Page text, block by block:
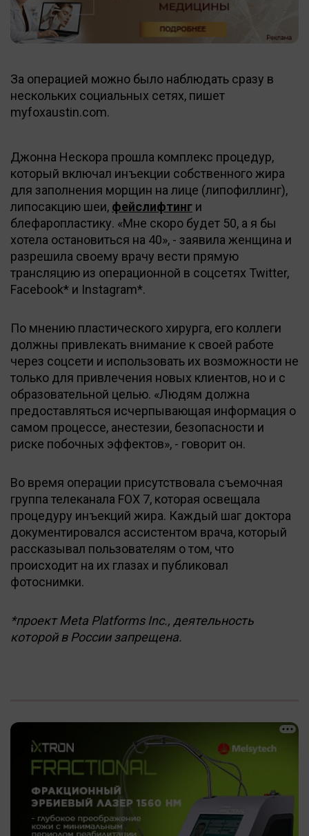
За операцией можно было наблюдать сразу в
нескольких социальных сетях, пишет
myfoxaustin.com.
Джонна Нескора прошла комплекс процедур,
который включал инъекции собственного жира
для заполнения морщин на лице (липофиллинг),
липосакцию шеи, фейслифтинг и
блефаропластику. «Мне скоро будет 50, а я бы
хотела остановиться на 40», - заявила женщина и
разрешила своему врачу вести прямую
трансляцию из операционной в соцсетях Twitter,
Facebook* и Instagram*.
По мнению пластического хирурга, его коллеги
должны привлекать внимание к своей работе
через соцсети и использовать их возможности не
только для привлечения новых клиентов, но и с
образовательной целью. «Людям должна
предоставляться исчерпывающая информация о
самом процессе, анестезии, безопасности и
риске побочных эффектов», - говорит он.
Во время операции присутствовала съемочная
группа телеканала FOX 7, которая освещала
процедуру инъекций жира. Каждый шаг доктора
документировался ассистентом врача, который
рассказывал пользователям о том, что
происходит на их глазах и публиковал
фотоснимки.
*проект Meta Platforms Inc., деятельность
которой в России запрещена.